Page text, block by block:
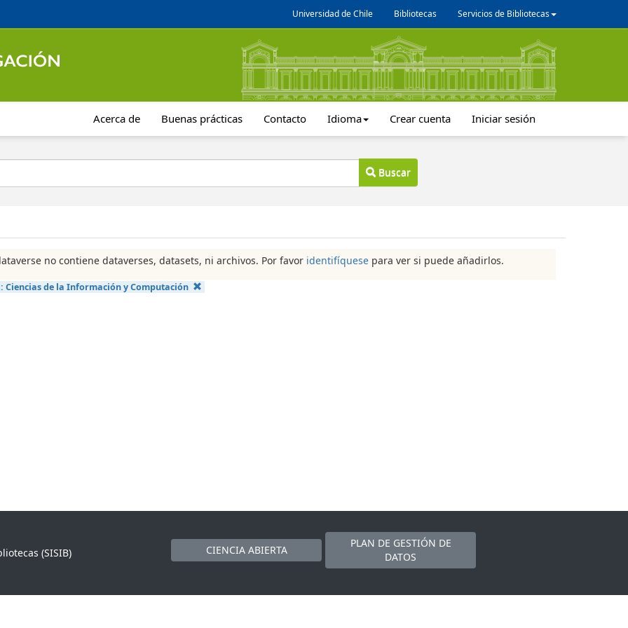
Universidad de Chile Bibliotecas Servicios de Bibliotecas
Acerca de Buenas prácticas Contacto Idioma Crear cuenta Iniciar sesión
Buscar
no contiene dataverses, datasets, ni archivos. Por favor identifíquese para ver si puede añadirlos.
Ciencias de la Información y Computación
(SISIB)
CIENCIA ABIERTA
PLAN DE GESTIÓN DE
DATOS